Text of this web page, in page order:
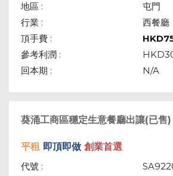
地區 :
屯門
行業 :
西餐廳
頂手費 :
HKD
參考利潤 :
回本期 :
N/A
葵涌工商區穩定生意餐廳出讓(已售)
平租 即頂即做 創業首選
代號 :